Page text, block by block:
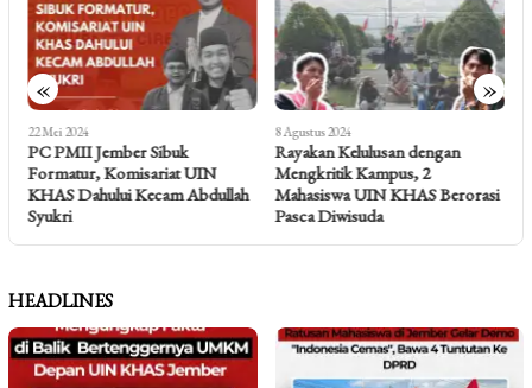
« »
22 Mei 2024
PC PMII Jember Sibuk
Formatur, Komisariat UIN
KHAS Dahului Kecam Abdullah
Syukri
8 Agustus 2024
Rayakan Kelulusan dengan
Mengkritik Kampus, 2
Mahasiswa UIN KHAS Berorasi
Pasca Diwisuda
HEADLINES